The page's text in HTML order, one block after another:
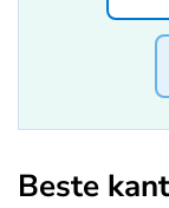
Beste